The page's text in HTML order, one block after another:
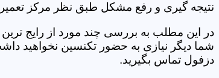
نتیجه گیری و رفع مشکل طبق نظر مرکز
در این مطلب به بررسی چند مورد از رایج
شما دیگر نیازی به حضور تکنسین نخواهید
دزفول تماس بگیرید.